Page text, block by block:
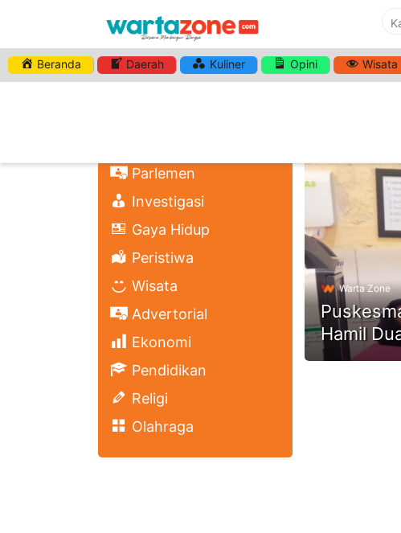
Beranda Daerah Kuliner Opini Wisata
Parlemen
Investigasi
Gaya Hidup
Peristiwa
Wisata
Advertorial
Ekonomi
Pendidikan
Religi
Olahraga
HASHTAG:
Warta Zone
Hamil